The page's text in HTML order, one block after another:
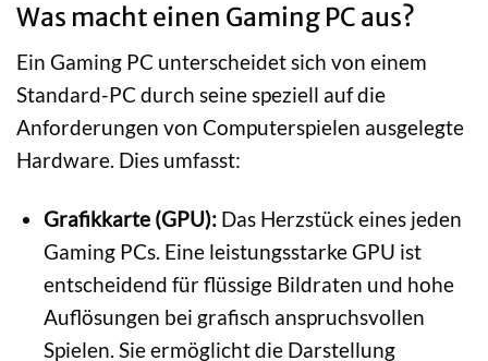
Was macht einen Gaming PC aus?
Ein Gaming PC unterscheidet sich von einem
Standard-PC durch seine speziell auf die
Anforderungen von Computerspielen ausgelegte
Hardware. Dies umfasst:
Grafikkarte (GPU):Das Herzstück eines jeden
Gaming PCs. Eine leistungsstarke GPU ist
entscheidend für flüssige Bildraten und hohe
Auflösungen bei grafisch anspruchsvollen
Spielen. Sie ermöglicht die Darstellung